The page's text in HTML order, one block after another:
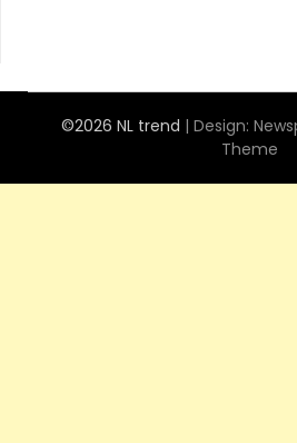
©2026 NL trend | Design:
Theme